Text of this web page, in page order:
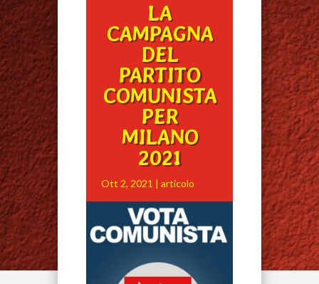
LA
CAMPAGNA
DEL
PARTITO
COMUNISTA
PER
MILANO
2021
Ott 2, 2021 | articolo